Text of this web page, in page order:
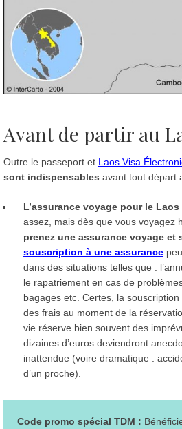
Avant de partir au
Outre le passeport et Laos Visa
sont indispensables avant tout départ
L’assurance voyage pour le Laos
assez, mais dès que vous voyagez
prenez une assurance voyage et
souscription à une assurance
dans des situations telles que :
le rapatriement en cas de
bagages etc. Certes, la
des frais au moment de la
vie réserve bien souvent des
dizaines d’euros deviendront
inattendue (voire dramatique :
d’un proche).
Code promo spécial TDM :